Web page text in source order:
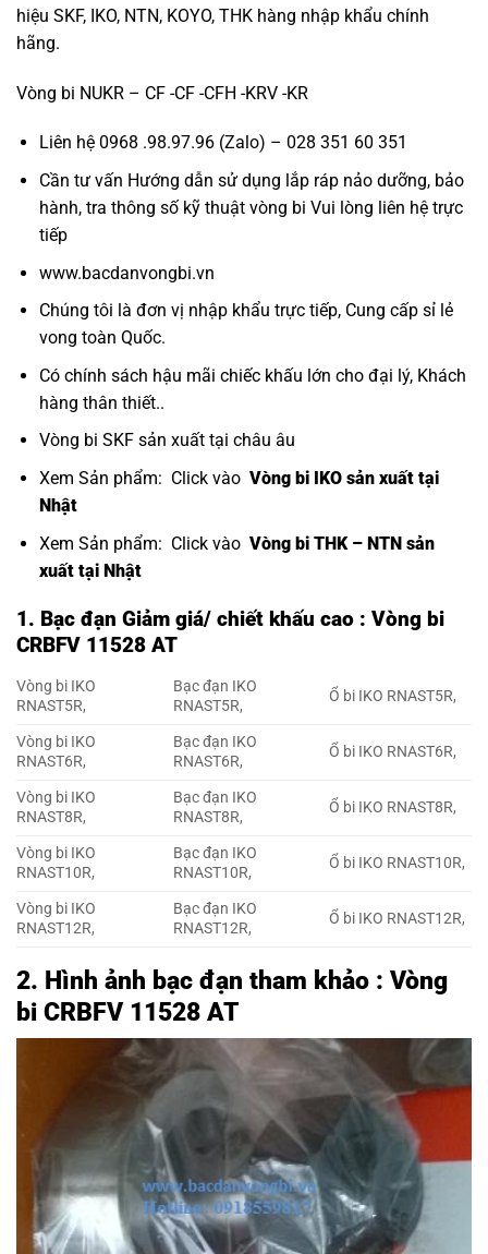
hiệu SKF, IKO, NTN, KOYO, THK hàng nhập khẩu chính
hãng.
Vòng bi NUKR – CF -CF -CFH -KRV -KR
Liên hệ 0968 .98.97.96 (Zalo) – 028 351 60 351
Cần tư vấn Hướng dẫn sử dụng lắp ráp nảo dưỡng, bảo
hành, tra thông số kỹ thuật vòng bi Vui lòng liên hệ trực
tiếp
www.bacdanvongbi.vn
Chúng tôi là đơn vị nhập khẩu trực tiếp, Cung cấp sỉ lẻ
vong toàn Quốc.
Có chính sách hậu mãi chiếc khấu lớn cho đại lý, Khách
hàng thân thiết..
Vòng bi SKF sản xuất tại châu âu
Xem Sản phẩm: Click vào Vòng bi IKO sản xuất tại
Nhật
Xem Sản phẩm: Click vào Vòng bi THK – NTN sản
xuất tại Nhật
1. Bạc đạn Giảm giá/ chiết khấu cao : Vòng bi
CRBFV 11528 AT
Vòng bi IKO
RNAST5R,
Bạc đạn IKO
RNAST5R,
Ổ bi IKO RNAST5R,
Vòng bi IKO
RNAST6R,
Bạc đạn IKO
RNAST6R,
Ổ bi IKO RNAST6R,
Vòng bi IKO
RNAST8R,
Bạc đạn IKO
RNAST8R,
Ổ bi IKO RNAST8R,
Vòng bi IKO
RNAST10R,
Bạc đạn IKO
RNAST10R,
Ổ bi IKO RNAST10R,
Vòng bi IKO
RNAST12R,
Bạc đạn IKO
RNAST12R,
Ổ bi IKO RNAST12R,
2. Hình ảnh bạc đạn tham khảo : Vòng
bi CRBFV 11528 AT